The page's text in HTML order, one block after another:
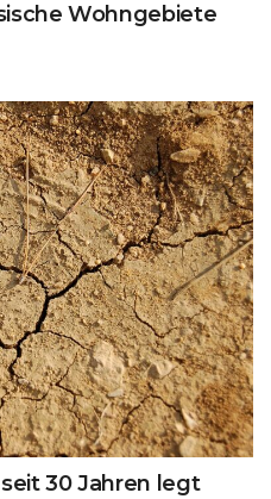
Wohngebiete
30 Jahren legt